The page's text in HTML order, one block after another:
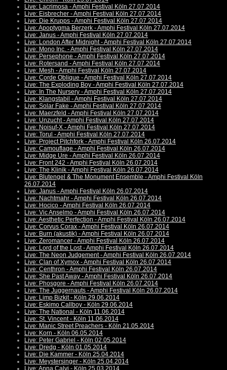
Live: Lacrimosa - Amphi Festival Köln 27.07.2014
Live: Eisbrecher - Amphi Festival Köln 27.07.2014
Live: Die Krupps - Amphi Festival Köln 27.07.2014
Live: Apoptygma Berzerk - Amphi Festival Köln 27.07.2014
Live: Janus - Amphi Festival Köln 27.07.2014
Live: London After Midnight - Amphi Festival Köln 27.07.2014
Live: Mono Inc. - Amphi Festival Köln 27.07.2014
Live: Persephone - Amphi Festival Köln 27.07.2014
Live: Rotersand - Amphi Festival Köln 27.07.2014
Live: Mesh - Amphi Festival Köln 27.07.2014
Live: Corde Oblique - Amphi Festival Köln 27.07.2014
Live: The Exploding Boy - Amphi Festival Köln 27.07.2014
Live: In The Nursery - Amphi Festival Köln 27.07.2014
Live: Klangstabil - Amphi Festival Köln 27.07.2014
Live: Solar Fake - Amphi Festival Köln 27.07.2014
Live: Maerzfeld - Amphi Festival Köln 27.07.2014
Live: Unzucht - Amphi Festival Köln 27.07.2014
Live: Noisuf-X - Amphi Festival Köln 27.07.2014
Live: Torul - Amphi Festival Köln 27.07.2014
Live: Project Pitchfork - Amphi Festival Köln 26.07.2014
Live: Camouflage - Amphi Festival Köln 26.07.2014
Live: Midge Ure - Amphi Festival Köln 26.07.2014
Live: Front 242 - Amphi Festival Köln 26.07.2014
Live: The Klinik - Amphi Festival Köln 26.07.2014
Live: Blutengel & The Monument Ensemble - Amphi Festival Köln
26.07.2014
Live: Janus - Amphi Festival Köln 26.07.2014
Live: Nachtmahr - Amphi Festival Köln 26.07.2014
Live: Hocico - Amphi Festival Köln 26.07.2014
Live: Vic Anselmo - Amphi Festival Köln 26.07.2014
Live: Aesthetic Perfection - Amphi Festival Köln 26.07.2014
Live: Corvus Corax - Amphi Festival Köln 26.07.2014
Live: Burn (akustik) - Amphi Festival Köln 26.07.2014
Live: Zeromancer - Amphi Festival Köln 26.07.2014
Live: Lord of the Lost - Amphi Festival Köln 26.07.2014
Live: The Neon Judgement - Amphi Festival Köln 26.07.2014
Live: Clan of Xymox - Amphi Festival Köln 26.07.2014
Live: Centhron - Amphi Festival Köln 26.07.2014
Live: She Past Away - Amphi Festival Köln 26.07.2014
Live: Phosgore - Amphi Festival Köln 26.07.2014
Live: The Juggernauts - Amphi Festival Köln 26.07.2014
Live: Limp Bizkit - Köln 29.06.2014
Live: Eskimo Callboy - Köln 29.06.2014
Live: The National - Köln 11.06.2014
Live: St. Vincent - Köln 11.06.2014
Live: Manic Street Preachers - Köln 21.05.2014
Live: Korn - Köln 06.05.2014
Live: Peter Gabriel - Köln 02.05.2014
Live: Dredg - Köln 01.05.2014
Live: Die Kammer - Köln 25.04.2014
Live: Meystersinger - Köln 25.04.2014